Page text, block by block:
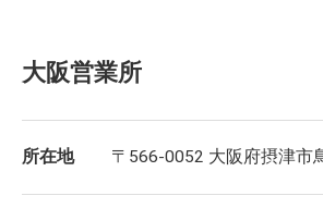
大阪営業所
所在地 〒566-0052 大阪府摂津市